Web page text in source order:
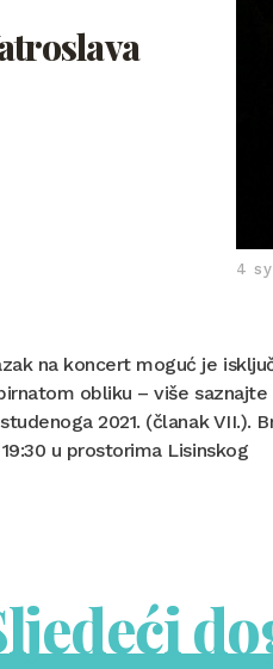
4
na koncert moguć je
obliku – više saznajte
studenoga 2021. (članak
u prostorima Lisinskog